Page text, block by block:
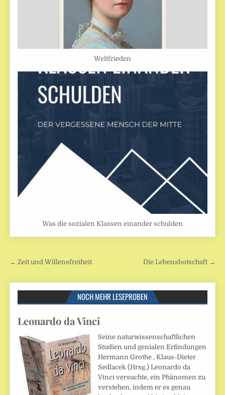
Weltfrieden
Was die sozialen Klassen einander schulden
Beitragsnavigation
← Zeit und Willensfreiheit Die Lebensbotschaft →
NOCH MEHR LESEPROBEN
Leonardo da Vinci
Seine naturwissenschaftlichen
Studien und genialen Erfindungen
Hermann Grothe , Klaus-Dieter
Sedlacek (Hrsg.) Leonardo da
Vinci versuchte, ein Phänomen zu
verstehen, indem er es genau